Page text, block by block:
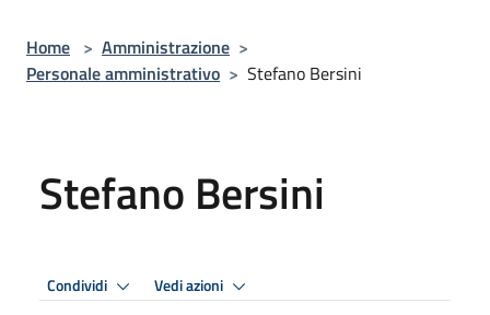
Home > Amministrazione >
Personale amministrativo > Stefano Bersini
Stefano Bersini
Condividi Vedi azioni